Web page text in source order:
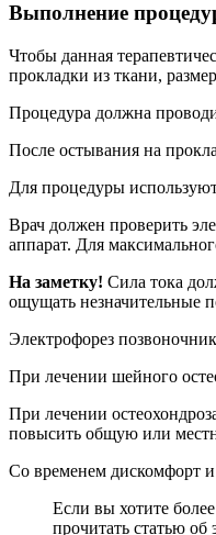
Выполнение
Чтобы данная
прокладки из ткани,
Процедура должна
После остывания на
Для процедуры
Врач должен проверить
аппарат. Для
На заметку! Сила тока
ощущать незначительные
Электрофорез
При лечении шейного
При лечении
повысить общую или
Со временем дискомфорт
Если вы хотите
прочитать статью